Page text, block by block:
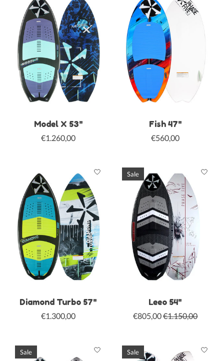
Model X 53"
€1.260,00
Fish 47"
€560,00
Diamond Turbo 57"
€1.300,00
Sale
Leeo 54"
€805,00€1.150,00
Sale Sale